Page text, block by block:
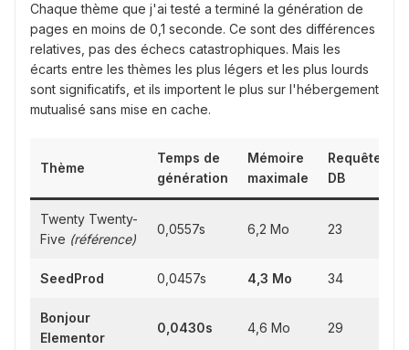
Chaque thème que j'ai testé a terminé la génération de
pages en moins de 0,1 seconde. Ce sont des différences
relatives, pas des échecs catastrophiques. Mais les
écarts entre les thèmes les plus légers et les plus lourds
sont significatifs, et ils importent le plus sur l'hébergement
mutualisé sans mise en cache.
Thème
Temps de
génération
Mémoire
maximale
Requêtes
DB
Twenty Twenty-
Five (référence)
0,0557s 6,2 Mo 23
SeedProd 0,0457s 4,3 Mo 34
Bonjour
Elementor
0,0430s 4,6 Mo 29